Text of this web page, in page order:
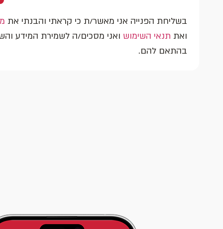
בשליחת הפנייה אני מאשר/ת כי קראתי והבנתי את
ואת תנאי השימוש ואני מסכים/ה לשמירת המידע
בהתאם להם.